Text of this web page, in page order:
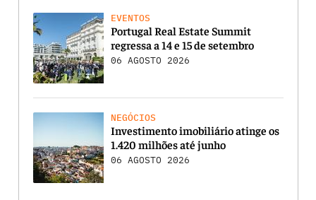
EVENTOS
Portugal Real Estate Summit
regressa a 14 e 15 de setembro
06 AGOSTO 2026
NEGÓCIOS
Investimento imobiliário atinge os
1.420 milhões até junho
06 AGOSTO 2026